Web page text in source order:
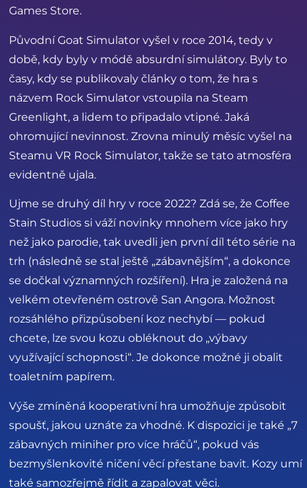
Games Store.
Původní Goat Simulator vyšel v roce 2014, tedy v
době, kdy byly v módě absurdní simulátory. Byly to
časy, kdy se publikovaly články o tom, že hra s
názvem Rock Simulator vstoupila na Steam
Greenlight, a lidem to připadalo vtipné. Jaká
ohromující nevinnost. Zrovna minulý měsíc vyšel na
Steamu VR Rock Simulator, takže se tato atmosféra
evidentně ujala.
Ujme se druhý díl hry v roce 2022? Zdá se, že Coffee
Stain Studios si váží novinky mnohem více jako hry
než jako parodie, tak uvedli jen první díl této série na
trh (následně se stal ještě „zábavnějším“, a dokonce
se dočkal významných rozšíření). Hra je založená na
velkém otevřeném ostrově San Angora. Možnost
rozsáhlého přizpůsobení koz nechybí — pokud
chcete, lze svou kozu obléknout do „výbavy
využívající schopnosti“. Je dokonce možné ji obalit
toaletním papírem.
Výše zmíněná kooperativní hra umožňuje způsobit
spoušť, jakou uznáte za vhodné. K dispozici je také „7
zábavných miniher pro více hráčů“, pokud vás
bezmyšlenkovité ničení věcí přestane bavit. Kozy umí
také samozřejmě řídit a zapalovat věci.